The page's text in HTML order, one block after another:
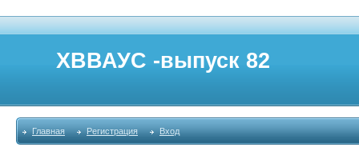
ХВВАУС -выпуск 82
Главная Регистрация Вход